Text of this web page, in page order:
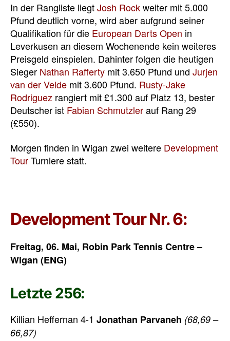
In der Rangliste liegtJosh Rockweiter mit 5.000
Pfund deutlich vorne, wird aber aufgrund seiner
Qualifikation für die European Darts Open in
Leverkusen an diesem Wochenende kein weiteres
Preisgeld einspielen. Dahinter folgen die heutigen
Sieger Nathan Rafferty mit 3.650 Pfund und Jurjen
van der Velde mit 3.600 Pfund. Rusty-Jake
Rodriguez rangiert mit £1.300 auf Platz 13, bester
Deutscher ist Fabian Schmutzlerauf Rang 29
(£550).
Morgen finden in Wigan zwei weitere Development
TourTurniere statt.
Development Tour Nr. 6:
Freitag, 06. Mai, Robin Park Tennis Centre –
Wigan (ENG)
Letzte 256:
Killian Heffernan 4-1 Jonathan Parvaneh (68,69 –
66,87)